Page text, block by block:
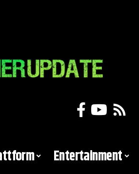
Entertainment